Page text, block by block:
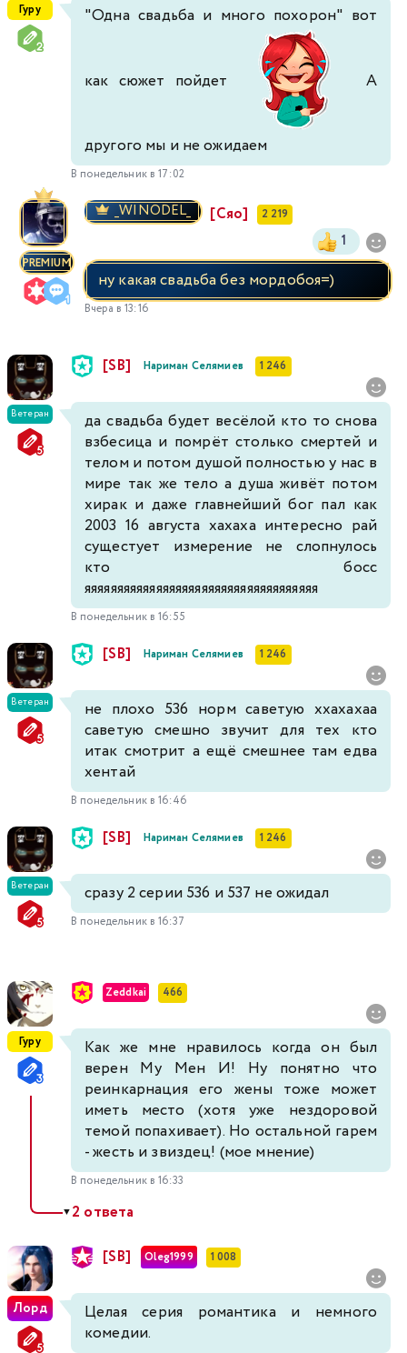
Гуру "Одна свадьба и много похорон" вот
как сюжет пойдет А
другого мы и не ожидаем
В понедельник в 17:02
PREMIUM
_WINODEL_ [Сяо] 2 219
1
ну какая свадьба без мордобоя=)
Вчера в 13:16
Ветеран
[SB] Нариман Селямиев 1 246
да свадьба будет весёлой кто то снова
взбесица и помрёт столько смертей и
телом и потом душой полностью у нас в
мире так же тело а душа живёт потом
хирак и даже главнейший бог пал как
2003 16 августа хахаха интересно рай
сущестует измерение не слопнулось
кто босс
яяяяяяяяяяяяяяяяяяяяяяяяяяяяяяяяяяяя
В понедельник в 16:55
Ветеран
[SB] Нариман Селямиев 1 246
не плохо 536 норм саветую ххахахаа
саветую смешно звучит для тех кто
итак смотрит а ещё смешнее там едва
хентай
В понедельник в 16:46
Ветеран
[SB] Нариман Селямиев 1 246
сразу 2 серии 536 и 537 не ожидал
В понедельник в 16:37
Гуру
Zeddkai 466
Как же мне нравилось когда он был
верен Му Мен И! Ну понятно что
реинкарнация его жены тоже может
иметь место (хотя уже нездоровой
темой попахивает). Но остальной гарем
- жесть и звиздец! (мое мнение)
В понедельник в 16:33
▼2 ответа
Лорд
[SB] Oleg1999 1 008
Целая серия романтика и немного
комедии.